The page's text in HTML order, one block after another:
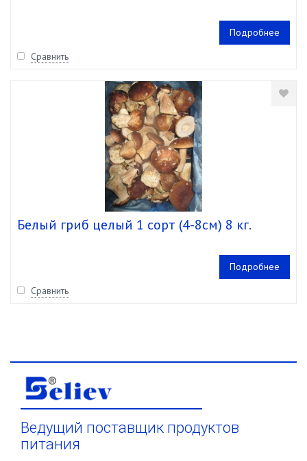
Подробнее
Сравнить
Белый гриб целый 1 сорт (4-8см) 8 кг.
Подробнее
Сравнить
Ведущий поставщик продуктов
питания